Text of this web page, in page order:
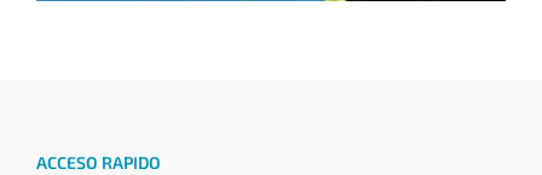
ACCESO RAPIDO